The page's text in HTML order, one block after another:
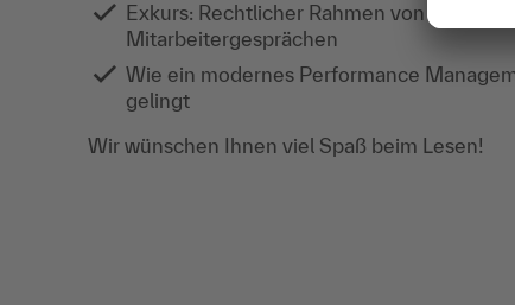
Exkurs: Rechtlicher Rahmen von
Mitarbeitergesprächen
Wie ein modernes Performance
gelingt
Wir wünschen Ihnen viel Spaß beim Lesen!